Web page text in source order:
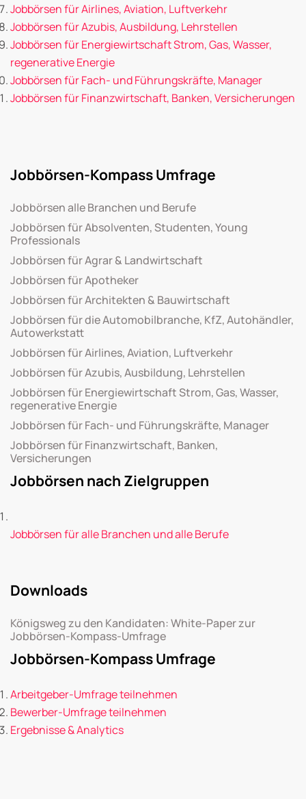
Jobbörsen für Airlines, Aviation, Luftverkehr
Jobbörsen für Azubis, Ausbildung, Lehrstellen
Jobbörsen für Energiewirtschaft Strom, Gas, Wasser,
regenerative Energie
Jobbörsen für Fach- und Führungskräfte, Manager
Jobbörsen für Finanzwirtschaft, Banken, Versicherungen
Jobbörsen-Kompass Umfrage
Jobbörsen alle Branchen und Berufe
Jobbörsen für Absolventen, Studenten, Young
Professionals
Jobbörsen für Agrar & Landwirtschaft
Jobbörsen für Apotheker
Jobbörsen für Architekten & Bauwirtschaft
Jobbörsen für die Automobilbranche, KfZ, Autohändler,
Autowerkstatt
Jobbörsen für Airlines, Aviation, Luftverkehr
Jobbörsen für Azubis, Ausbildung, Lehrstellen
Jobbörsen für Energiewirtschaft Strom, Gas, Wasser,
regenerative Energie
Jobbörsen für Fach- und Führungskräfte, Manager
Jobbörsen für Finanzwirtschaft, Banken,
Versicherungen
Jobbörsen nach Zielgruppen
Jobbörsen für alle Branchen und alle Berufe
Downloads
Königsweg zu den Kandidaten: White-Paper zur
Jobbörsen-Kompass-Umfrage
Jobbörsen-Kompass Umfrage
Arbeitgeber-Umfrage teilnehmen
Bewerber-Umfrage teilnehmen
Ergebnisse & Analytics